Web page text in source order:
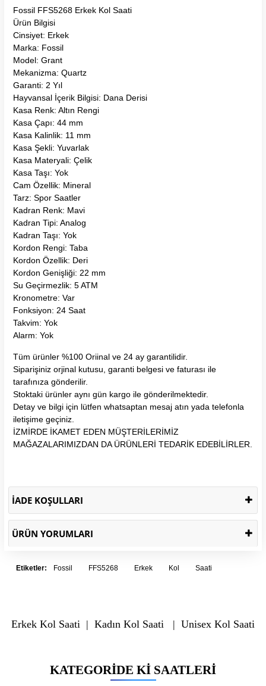
Fossil FFS5268 Erkek Kol Saati
Ürün Bilgisi
Cinsiyet: Erkek
Marka: Fossil
Model: Grant
Mekanizma: Quartz
Garanti: 2 Yıl
Hayvansal İçerik Bilgisi: Dana Derisi
Kasa Renk: Altın Rengi
Kasa Çapı: 44 mm
Kasa Kalinlik: 11 mm
Kasa Şekli: Yuvarlak
Kasa Materyali: Çelik
Kasa Taşı: Yok
Cam Özellik: Mineral
Tarz: Spor Saatler
Kadran Renk: Mavi
Kadran Tipi: Analog
Kadran Taşı: Yok
Kordon Rengi: Taba
Kordon Özellik: Deri
Kordon Genişliği: 22 mm
Su Geçirmezlik: 5 ATM
Kronometre: Var
Fonksiyon: 24 Saat
Takvim: Yok
Alarm: Yok
Tüm ürünler %100 Oriinal ve 24 ay garantilidir.
Siparişiniz orjinal kutusu, garanti belgesi ve faturası ile
tarafınıza gönderilir.
Stoktaki ürünler aynı gün kargo ile gönderilmektedir.
Detay ve bilgi için lütfen whatsaptan mesaj atın yada telefonla
iletişime geçiniz.
İZMİRDE İKAMET EDEN MÜŞTERİLERİMİZ
MAĞAZALARIMIZDAN DA ÜRÜNLERİ TEDARİK EDEBİLİRLER.
İADE KOŞULLARI
ÜRÜN YORUMLARI
Etiketler: Fossil FFS5268 Erkek Kol Saati
Erkek Kol Saati | Kadın Kol Saati | Unisex Kol Saati
KATEGORIDE KI SAATLERI